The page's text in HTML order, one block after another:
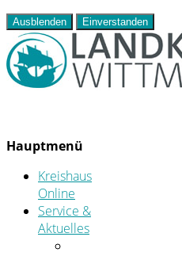
Ausblenden Einverstanden
Hauptmenü
Kreishaus
Online
Service &
Aktuelles